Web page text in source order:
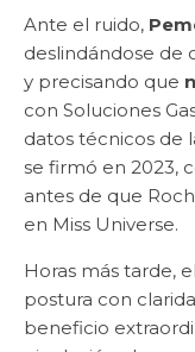
Ante el ruido,
deslindándose de
y precisando que
con Soluciones
datos técnicos de
se firmó en 2023,
antes de que
en Miss Universe.
Horas más tarde,
postura con
beneficio